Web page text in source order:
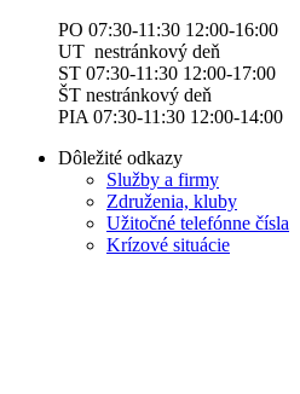
PO 07:30-11:30 12:00-16:00
UT nestránkový deň
ST 07:30-11:30 12:00-17:00
ŠT nestránkový deň
PIA 07:30-11:30 12:00-14:00
Dôležité odkazy
Služby a firmy
Združenia, kluby
Užitočné telefónne čísla
Krízové situácie